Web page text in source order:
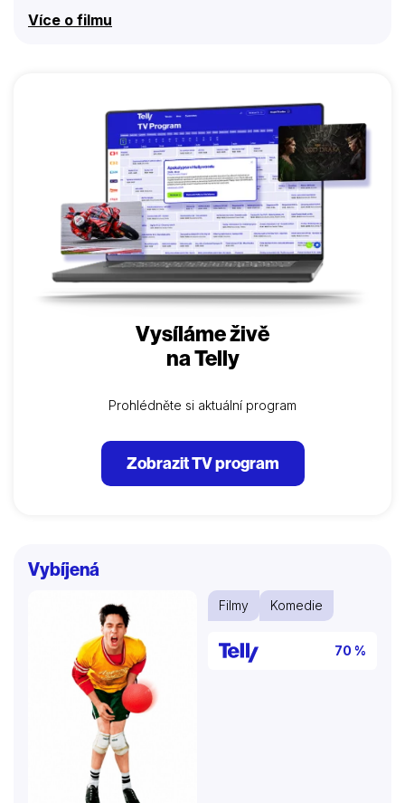
Více o filmu
Vysíláme živě
na Telly
Prohlédněte si aktuální program
Zobrazit TV program
Vybíjená
Filmy Komedie
70 %